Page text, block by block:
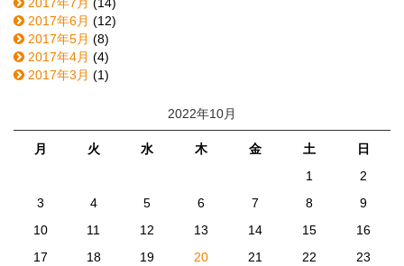
2017年6月 (12)
2017年5月 (8)
2017年4月 (4)
2017年3月 (1)
2022年10月
月 火 水 木 金 土
日
1
2
3
4 5 6 7 8
9
10
11 12 13 14 15
16
17
18 19 20 21 22
23